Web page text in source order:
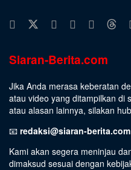
Siaran-Berita.com
Jika Anda merasa keberatan
atau video yang ditampilkan di
atau alasan lainnya, silakan
📧 redaksi@siaran-berita.com
Kami akan segera meninjau
dimaksud sesuai dengan